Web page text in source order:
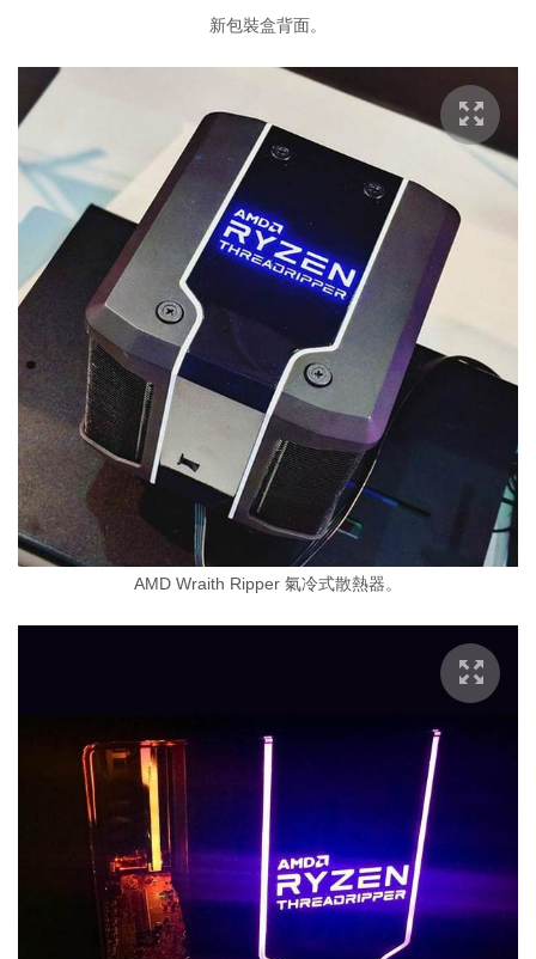
新包裝盒背面。
AMD Wraith Ripper 氣冷式散熱器。